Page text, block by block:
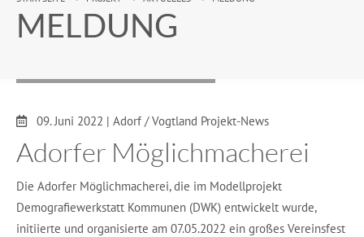
MELDUNG
Datum:
09. Juni 2022 | Adorf / Vogtland Projekt-News
Adorfer Möglichmacherei
Die Adorfer Möglichmacherei, die im Modellprojekt
Demografiewerkstatt Kommunen (DWK) entwickelt wurde,
initiierte und organisierte am 07.05.2022 ein großes Vereinsfest